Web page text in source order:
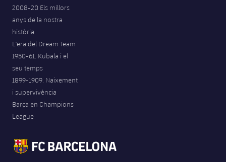
2008-20 Els millors
anys de la nostra
història
L'era del Dream Team
1950-61. Kubala i el
seu temps
1899-1909. Naixement
i supervivència
Barça en Champions
League